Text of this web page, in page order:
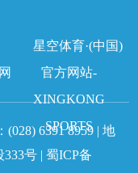
星空体育·(中国)
官方网站-
XINGKONG
SPORTS
(028) 6391 8959 | 地
333号 |蜀ICP备